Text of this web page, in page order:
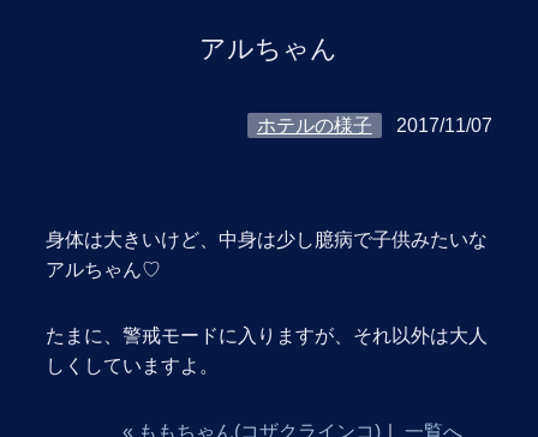
アルちゃん
ホテルの様子 2017/11/07
身体は大きいけど、中身は少し臆病で子供みたいな
アルちゃん♡
たまに、警戒モードに入りますが、それ以外は大人
しくしていますよ。
« ももちゃん(コザクラインコ)
一覧へ